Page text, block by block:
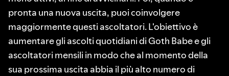
pronta una nuova uscita, puoi coinvolgere
maggiormente questi ascoltatori. L'obiettivo è
aumentare gli ascolti quotidiani di Goth Babe e gli
ascoltatori mensili in modo che al momento della
sua prossima uscita abbia il più alto numero di